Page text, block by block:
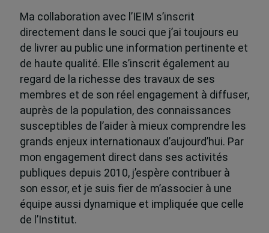
Ma collaboration avec l’IEIM s’inscrit
directement dans le souci que j’ai toujours eu
de livrer au public une information pertinente et
de haute qualité. Elle s’inscrit également au
regard de la richesse des travaux de ses
membres et de son réel engagement à diffuser,
auprès de la population, des connaissances
susceptibles de l’aider à mieux comprendre les
grands enjeux internationaux d’aujourd’hui. Par
mon engagement direct dans ses activités
publiques depuis 2010, j’espère contribuer à
son essor, et je suis fier de m’associer à une
équipe aussi dynamique et impliquée que celle
de l’Institut.